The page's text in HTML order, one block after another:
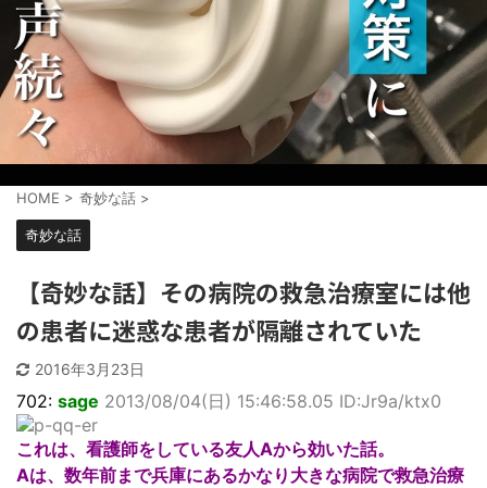
HOME > 奇妙な話 >
奇妙な話
【奇妙な話】その病院の救急治療室には他
の患者に迷惑な患者が隔離されていた
2016年3月23日
702: sage 2013/08/04(日) 15:46:58.05 ID:Jr9a/ktx0
これは、看護師をしている友人Aから効いた話。
Aは、数年前まで兵庫にあるかなり大きな病院で救急治療